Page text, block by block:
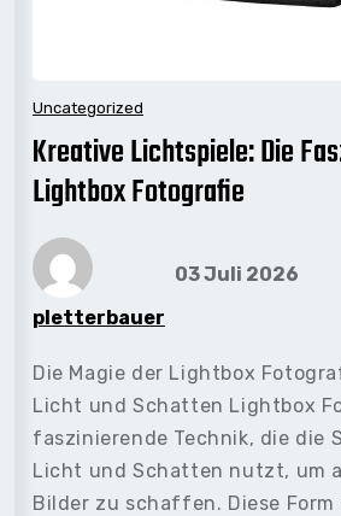
Uncategorized
Kreative Lichtspiele: Die
Lightbox Fotografie
pletterbauer
03 Juli 2026
Die Magie der Lightbox
Licht und Schatten Lightbox
faszinierende Technik, die die
Licht und Schatten nutzt, um
Bilder zu schaffen. Diese